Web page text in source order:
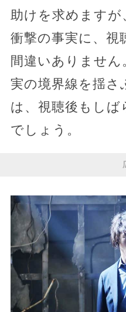
助けを求めますが
衝撃の事実に、視
間違いありませ
実の境界線を揺さ
は、視聴後もしば
でしょう。